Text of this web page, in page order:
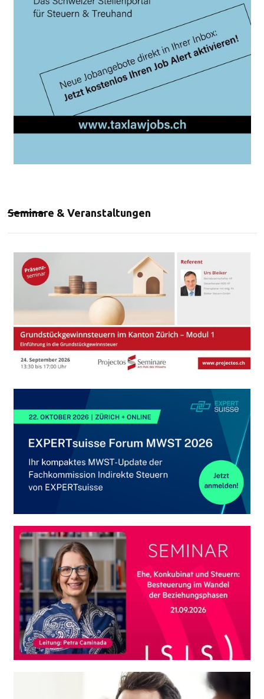
Seminare & Veranstaltungen